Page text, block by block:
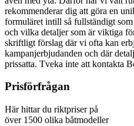
rekommenderar dig att göra en
formuläret intill så fullständigt
och vilka detaljer som är viktiga
skriftligt förslag där vi ofta kan
kampanjerbjudanden och där
prissatta. Tveka inte att kontakta
Prisförfrågan
Här hittar du riktpriser på
över 1500 olika båtmodeller